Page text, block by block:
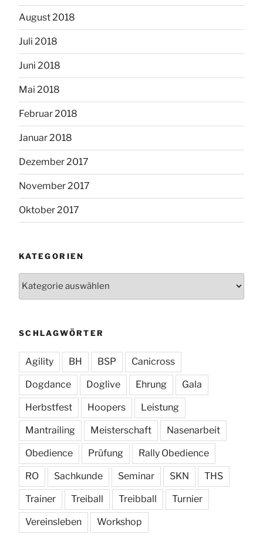
August 2018
Juli 2018
Juni 2018
Mai 2018
Februar 2018
Januar 2018
Dezember 2017
November 2017
Oktober 2017
KATEGORIEN
SCHLAGWÖRTER
Agility BH BSP Canicross
Dogdance Doglive Ehrung Gala
Herbstfest Hoopers Leistung
Mantrailing Meisterschaft Nasenarbeit
Obedience Prüfung Rally Obedience
RO Sachkunde Seminar SKN THS
Trainer Treiball Treibball Turnier
Vereinsleben Workshop